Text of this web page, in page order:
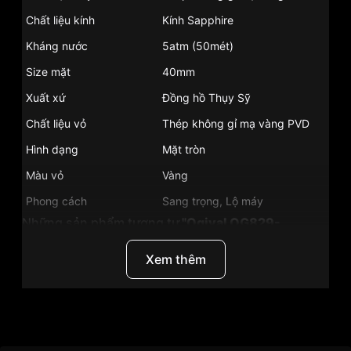
Chất liệu kính
Kính Sapphire
Kháng nước
5atm (50mét)
Size mặt
40mm
Xuất xứ
Đồng hồ Thụy Sỹ
Chất liệu vỏ
Thép không gỉ mạ vàng PVD
Hình dạng
Mặt tròn
Màu vỏ
Vàng
Phong cách
Sang trọng, Lộ máy
Những sản phẩm tương tự
"Ogival OG829-
Xem thêm